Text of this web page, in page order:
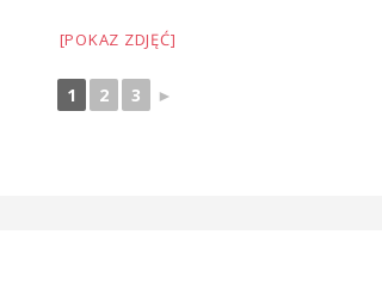
[POKAZ ZDJĘĆ]
1 2 3 ►